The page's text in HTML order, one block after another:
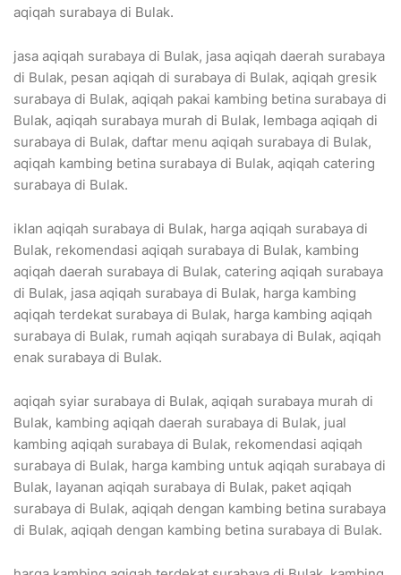
aqiqah surabaya di Bulak.
jasa aqiqah surabaya di Bulak, jasa aqiqah daerah surabaya
di Bulak, pesan aqiqah di surabaya di Bulak, aqiqah gresik
surabaya di Bulak, aqiqah pakai kambing betina surabaya di
Bulak, aqiqah surabaya murah di Bulak, lembaga aqiqah di
surabaya di Bulak, daftar menu aqiqah surabaya di Bulak,
aqiqah kambing betina surabaya di Bulak, aqiqah catering
surabaya di Bulak.
iklan aqiqah surabaya di Bulak, harga aqiqah surabaya di
Bulak, rekomendasi aqiqah surabaya di Bulak, kambing
aqiqah daerah surabaya di Bulak, catering aqiqah surabaya
di Bulak, jasa aqiqah surabaya di Bulak, harga kambing
aqiqah terdekat surabaya di Bulak, harga kambing aqiqah
surabaya di Bulak, rumah aqiqah surabaya di Bulak, aqiqah
enak surabaya di Bulak.
aqiqah syiar surabaya di Bulak, aqiqah surabaya murah di
Bulak, kambing aqiqah daerah surabaya di Bulak, jual
kambing aqiqah surabaya di Bulak, rekomendasi aqiqah
surabaya di Bulak, harga kambing untuk aqiqah surabaya di
Bulak, layanan aqiqah surabaya di Bulak, paket aqiqah
surabaya di Bulak, aqiqah dengan kambing betina surabaya
di Bulak, aqiqah dengan kambing betina surabaya di Bulak.